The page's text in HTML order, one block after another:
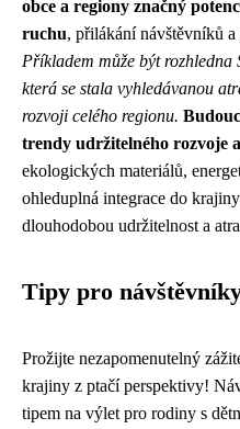
obce a regiony značný
ruchu, přilákání návštěvníků
Příkladem může být rozhledna
která se stala vyhledávanou
rozvoji celého regionu.
trendy udržitelného rozvoje
ekologických materiálů,
ohleduplná integrace do
dlouhodobou udržitelnost a
Tipy pro
Prožijte nezapomenutelný
krajiny z ptačí perspektivy!
tipem na výlet pro rodiny s